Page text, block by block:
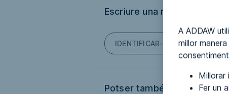
A ADDAW
millor
Millorar
Fer un
Escriure una ressenya
IDENTIFICAR-TE PER PODER
Potser també t'interessi...